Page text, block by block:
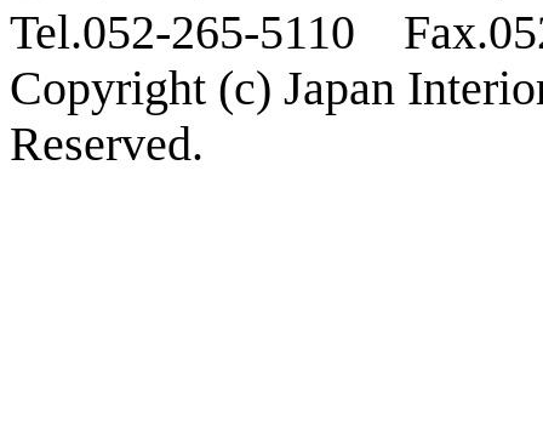
Tel.052-265-5110
Copyright (c) Japan
Reserved.